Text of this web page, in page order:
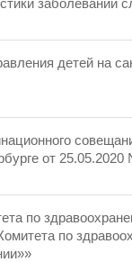
заболеваний
детей на
от
по
по